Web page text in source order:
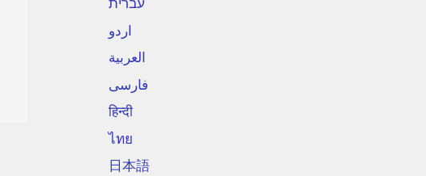
עברית
اردو
العربية
فارسی
हिन्दी
ไทย
日本語